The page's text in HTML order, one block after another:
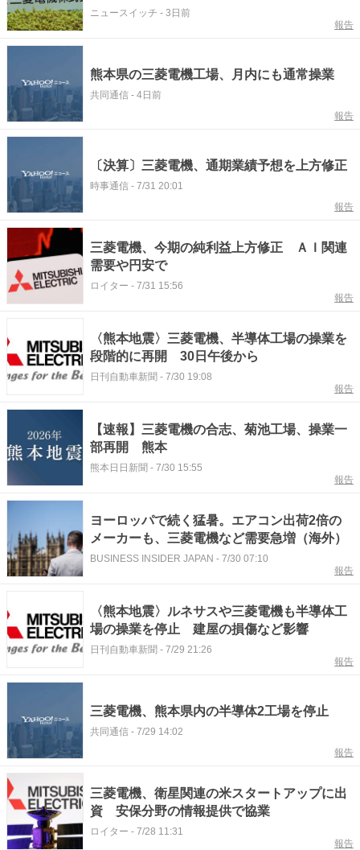
なくても26年度中は続く」
ニュースイッチ - 3日前
報告
熊本県の三菱電機工場、月内にも通常操業
共同通信 - 4日前
報告
〔決算〕三菱電機、通期業績予想を上方修正
時事通信 - 7/31 20:01
報告
三菱電機、今期の純利益上方修正 ＡＩ関連
需要や円安で
ロイター - 7/31 15:56
報告
〈熊本地震〉三菱電機、半導体工場の操業を
段階的に再開 30日午後から
日刊自動車新聞 - 7/30 19:08
報告
【速報】三菱電機の合志、菊池工場、操業一
部再開 熊本
熊本日日新聞 - 7/30 15:55
報告
ヨーロッパで続く猛暑。エアコン出荷2倍の
メーカーも、三菱電機など需要急増（海外）
BUSINESS INSIDER JAPAN - 7/30 07:10
報告
〈熊本地震〉ルネサスや三菱電機も半導体工
場の操業を停止 建屋の損傷など影響
日刊自動車新聞 - 7/29 21:26
報告
三菱電機、熊本県内の半導体2工場を停止
共同通信 - 7/29 14:02
報告
三菱電機、衛星関連の米スタートアップに出
資 安保分野の情報提供で協業
ロイター - 7/28 11:31
報告